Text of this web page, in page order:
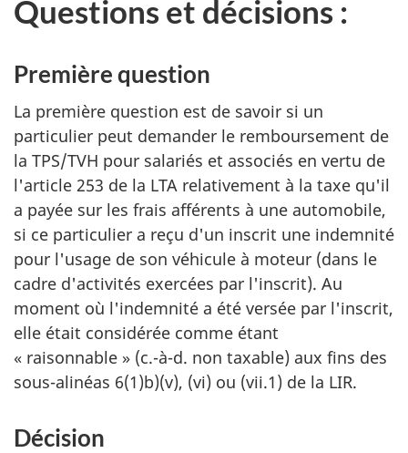
Questions et décisions :
Première question
La première question est de savoir si un
particulier peut demander le remboursement de
la TPS/TVH pour salariés et associés en vertu de
l'article 253 de la LTA relativement à la taxe qu'il
a payée sur les frais afférents à une automobile,
si ce particulier a reçu d'un inscrit une indemnité
pour l'usage de son véhicule à moteur (dans le
cadre d'activités exercées par l'inscrit). Au
moment où l'indemnité a été versée par l'inscrit,
elle était considérée comme étant
« raisonnable » (c.-à-d. non taxable) aux fins des
sous-alinéas 6(1)b)(v), (vi) ou (vii.1) de la LIR.
Décision